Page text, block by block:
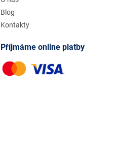
Blog
Kontakty
Příjmáme online platby